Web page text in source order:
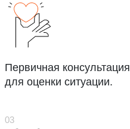
Первичная консультация
для оценки ситуации.